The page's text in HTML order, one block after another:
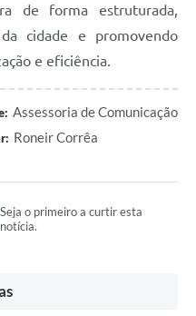
de forma estruturada,
cidade e promovendo
e eficiência.
Assessoria de Comunicação
Roneir Corrêa
Seja o primeiro a curtir esta
notícia.